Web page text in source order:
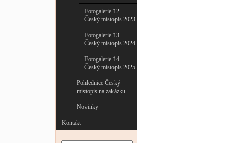
Fotogalerie 12 -
Český místopis 2023
Fotogalerie 13 -
Český místopis 2024
Fotogalerie 14 -
Český místopis 2025
Pohlednice Český
místopis na zakázku
Novinky
Kontakt